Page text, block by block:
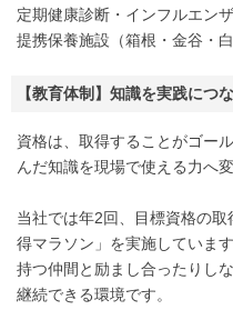
定期健康診断・インフルエン
提携保養施設（箱根・金谷・白
【教育体制】知識を実践につ
資格は、取得することがゴー
んだ知識を現場で使える力へ
当社では年2回、目標資格の
得マラソン」を実施していま
持つ仲間と励まし合ったりし
継続できる環境です。